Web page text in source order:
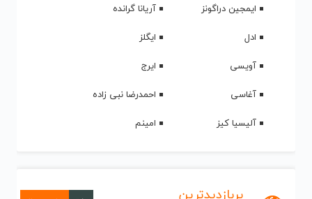
ایمجین دراگونز
آریانا گرانده
ادل
ایگلز
آویسی
ایرج
آغاسی
احمدرضا نبی زاده
آلیسیا کیز
امینم
پربازدیدترین